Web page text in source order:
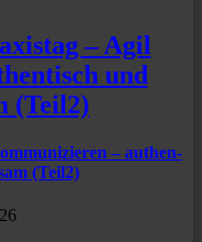
– Agil
und
(Teil2)
– authen­
(Teil2)